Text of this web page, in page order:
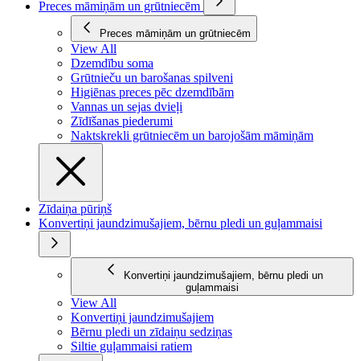
Preces māmiņām un grūtniecēm
Preces māmiņām un grūtniecēm
View All
Dzemdību soma
Grūtnieču un barošanas spilveni
Higiēnas preces pēc dzemdībām
Vannas un sejas dvieļi
Zīdīšanas piederumi
Naktskrekli grūtniecēm un barojošām māmiņām
Zīdaiņa pūriņš
Konvertiņi jaundzimušajiem, bērnu pledi un guļammaisi
Konvertiņi jaundzimušajiem, bērnu pledi un
guļammaisi
View All
Konvertiņi jaundzimušajiem
Bērnu pledi un zīdaiņu sedziņas
Siltie guļammaisi ratiem